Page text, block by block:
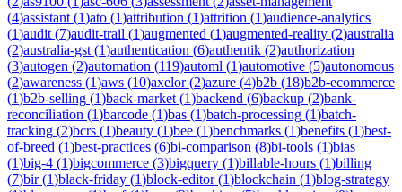
(4)assistant (1)ato (1)attribution (1)attrition (1)audience-analytics
(1)audit (7)audit-trail (1)augmented (1)augmented-reality (2)australia
(2)australia-gst (1)authentication (6)authentik (2)authorization
(3)autogen (2)automation (119)automl (1)automotive (5)autonomous
(2)awareness (1)aws (10)axelor(2)azure (4)b2b (18)b2b-ecommerce
(1)b2b-selling (1)back-market (1)backend (6)backup (2)bank-
reconciliation (1)barcode (1)bas (1)batch-processing (1)batch-
tracking (2)bcrs (1)beauty (1)bee (1)benchmarks (1)benefits (1)best-
of-breed (1)best-practices (6)bi-comparison (8)bi-tools (1)bias
(1)big-4 (1)bigcommerce (3)bigquery (1)billable-hours (1)billing
(7)bir(1)black-friday (1)block-editor(1)blockchain (1)blog-strategy